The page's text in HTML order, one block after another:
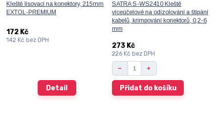
Kleště lisovací na konektory, 215mm
EXTOL-PREMIUM
172 Kč
142 Kč bez DPH
Detail
SATRA S-WS2410 Kleště
víceúčelové na odizolování a štípání
kabelů, krimpování konektorů, 0,2-6
mm
273 Kč
226 Kč bez DPH
Přidat do košíku